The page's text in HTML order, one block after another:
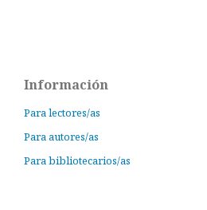
Información
Para lectores/as
Para autores/as
Para bibliotecarios/as